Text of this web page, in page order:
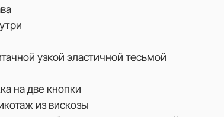
узкой эластичной тесьмой
на две кнопки
из вискозы